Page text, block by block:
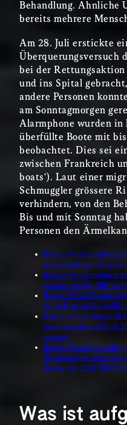
Behandlung. Ähnliche
bereits mehrere
Am 28. Juli erstickte
Überquerungsversuch
bei der
und ins Spital
andere Personen
am Sonntagmorgen
Alarmphone wurden
überfüllte Boote mit
beobachtet. Dies sei
zwischen Frankreich
boats‘). Laut einer
Schmuggler grössere
verhindern, von den
Bis und mit Sonntag
Personen den
https://
evacuated-from-libya-
https://
rescues-nearly-200-
https://
injured-in-serbia-
https://
news/article/2024/jul/
rescued
https://www.focus.de/
45-menschen-
Was ist